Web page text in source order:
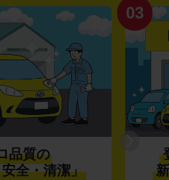
品質の
全・清潔」
03